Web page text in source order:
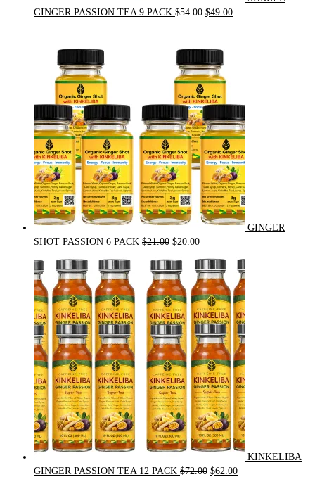
GINGER PASSION TEA 9 PACK $54.00 Original
$54.00.
$49.00Current
GINGER
SHOT PASSION 6 PACK $21.00 Original
was:
$21.00.
$20.00Current
is:
$20.00.
KINKELIBA
GINGER PASSION TEA 12 PACK $72.00 Original
$62.00Current